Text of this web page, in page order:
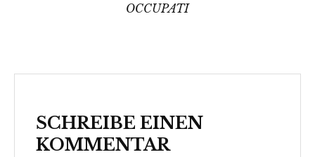
OCCUPATI
SCHREIBE EINEN
KOMMENTAR